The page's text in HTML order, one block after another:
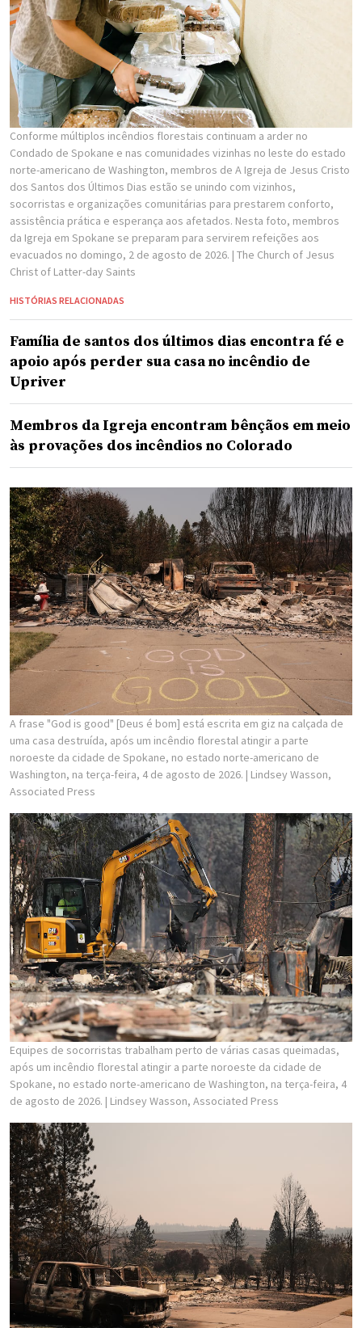
Conforme múltiplos incêndios florestais continuam a arder no
Condado de Spokane e nas comunidades vizinhas no leste do estado
norte-americano de Washington, membros de A Igreja de Jesus Cristo
dos Santos dos Últimos Dias estão se unindo com vizinhos,
socorristas e organizações comunitárias para prestarem conforto,
assistência prática e esperança aos afetados. Nesta foto, membros
da Igreja em Spokane se preparam para servirem refeições aos
evacuados no domingo, 2 de agosto de 2026. | The Church of Jesus
Christ of Latter-day Saints
HISTÓRIAS RELACIONADAS
Família de santos dos últimos dias encontra fé e
apoio após perder sua casa no incêndio de
Upriver
Membros da Igreja encontram bênçãos em meio
às provações dos incêndios no Colorado
A frase "God is good" [Deus é bom] está escrita em giz na calçada de
uma casa destruída, após um incêndio florestal atingir a parte
noroeste da cidade de Spokane, no estado norte-americano de
Washington, na terça-feira, 4 de agosto de 2026. | Lindsey Wasson,
Associated Press
Equipes de socorristas trabalham perto de várias casas queimadas,
após um incêndio florestal atingir a parte noroeste da cidade de
Spokane, no estado norte-americano de Washington, na terça-feira, 4
de agosto de 2026. | Lindsey Wasson, Associated Press